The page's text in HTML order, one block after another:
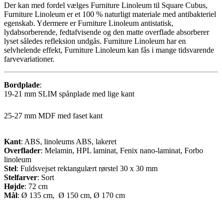
Der kan med fordel vælges Furniture Linoleum til Square Cubus,
Furniture Linoleum er et 100 % naturligt materiale med antibakteriel
egenskab. Ydermere er Furniture Linoleum antistatisk,
lydabsorberende, fedtafvisende og den matte overflade absorberer
lyset således refleksion undgås. Furniture Linoleum har en
selvhelende effekt, Furniture Linoleum kan fås i mange tidsvarende
farvevariationer.
Bordplade:
19-21 mm SLIM spånplade med lige kant
25-27 mm MDF med faset kant
Kant: ABS, linoleums ABS, lakeret
Overflader: Melamin, HPL laminat, Fenix nano-laminat, Forbo
linoleum
Stel: Fuldsvejset rektangulært rørstel 30 x 30 mm
Stelfarver: Sort
Højde: 72 cm
Mål: Ø 135 cm, Ø 150 cm, Ø 170 cm